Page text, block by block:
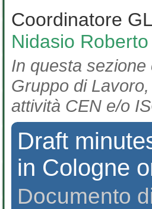
Coordinatore
Nidasio Roberto
In questa
Gruppo di
attività CEN e/o
Draft
in Cologne
Documento